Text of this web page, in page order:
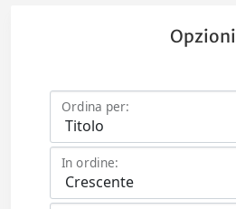
Opzioni
Ordina per:
In ordine: